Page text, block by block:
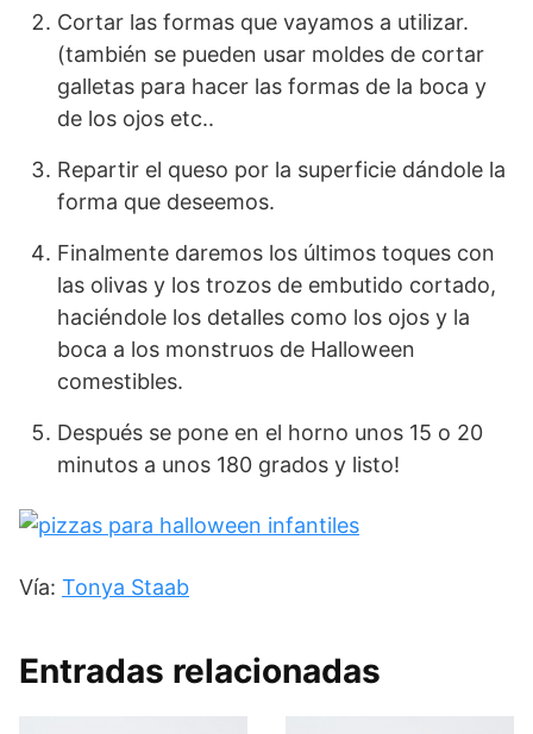
Cortar las formas que vayamos a utilizar.
(también se pueden usar moldes de cortar
galletas para hacer las formas de la boca y
de los ojos etc..
Repartir el queso por la superficie dándole la
forma que deseemos.
Finalmente daremos los últimos toques con
las olivas y los trozos de embutido cortado,
haciéndole los detalles como los ojos y la
boca a los monstruos de Halloween
comestibles.
Después se pone en el horno unos 15 o 20
minutos a unos 180 grados y listo!
Vía: Tonya Staab
Entradas relacionadas